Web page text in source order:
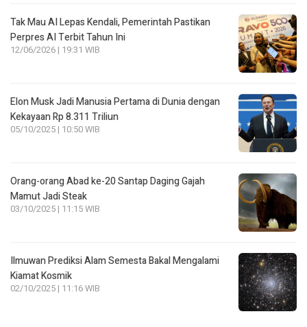
Tak Mau AI Lepas Kendali, Pemerintah Pastikan
Perpres AI Terbit Tahun Ini
12/06/2026 | 19:31 WIB
Elon Musk Jadi Manusia Pertama di Dunia dengan
Kekayaan Rp 8.311 Triliun
05/10/2025 | 10:50 WIB
Orang-orang Abad ke-20 Santap Daging Gajah
Mamut Jadi Steak
03/10/2025 | 11:15 WIB
Ilmuwan Prediksi Alam Semesta Bakal Mengalami
Kiamat Kosmik
02/10/2025 | 11:16 WIB